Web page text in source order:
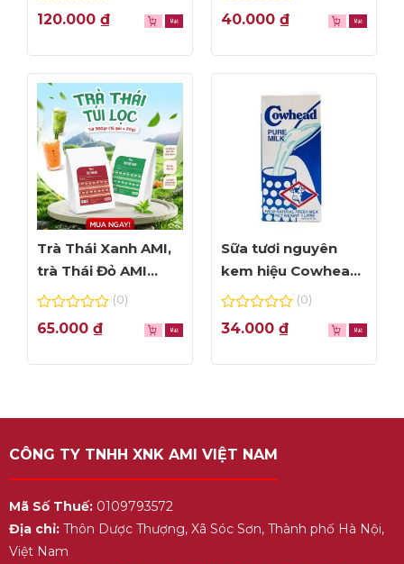
0
out
5
120.000 ₫
0
out
5
40.000 ₫
Trà Thái Xanh AMI,
trà Thái Đỏ AMI
thơm ngon, túi lọc
0
out
5
(0)
65.000 ₫
Sữa tươi nguyên
kem hiệu Cowhead
– hộp 1L
0
out
5
(0)
34.000 ₫
CÔNG TY TNHH XNK AMI VIỆT NAM
Mã Số Thuế:0109793572
Địa chỉ:Thôn Dược Thượng, Xã Sóc Sơn, Thành phố Hà Nội,
Việt Nam